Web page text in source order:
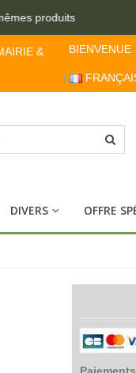
produits
& BIENVENUE
DIVERS OFFRE